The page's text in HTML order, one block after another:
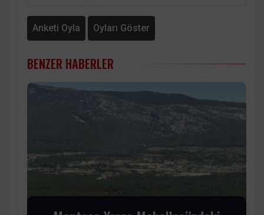
Anketi Oyla Oyları Göster
BENZER HABERLER